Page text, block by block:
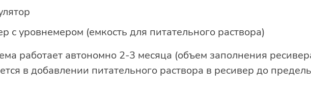
с уровнемером (емкость для питательного раствора)
работает автономно 2-3 месяца (объем заполнения
в добавлении питательного раствора в ресивер до